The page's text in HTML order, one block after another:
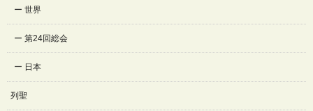
世界
第24回総会
日本
列聖